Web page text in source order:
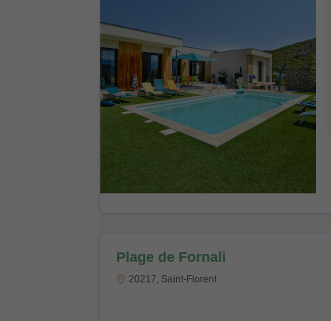
Plage de Fornali
20217, Saint-Florent